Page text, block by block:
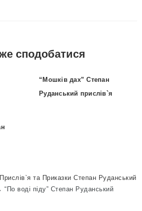
сподобатися
“Мошків дах” Степан
Руданський прислів`я
Прислів`я та Приказки Степан Руданський
“По воді піду” Степан Руданський